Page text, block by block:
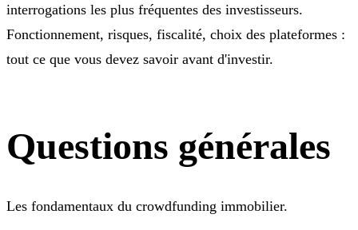
interrogations les plus fréquentes des investisseurs.
Fonctionnement, risques, fiscalité, choix des plateformes :
tout ce que vous devez savoir avant d'investir.
Questions générales
Les fondamentaux du crowdfunding immobilier.